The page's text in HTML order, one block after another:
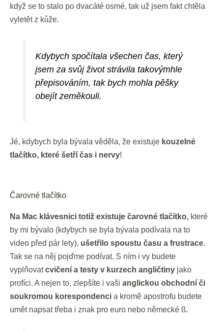
když se to stalo po dvacáté osmé, tak už jsem fakt chtěla
vyletět z kůže.
Kdybych spočítala všechen čas, který
jsem za svůj život strávila takovýmhle
přepisováním, tak bych mohla pěšky
obejít zeměkouli.
Jé, kdybych byla bývala věděla, že existuje kouzelné
tlačítko, které šetří čas i nervy!
Čarovné tlačítko
Na Mac klávesnici totiž existuje čarovné tlačítko, které
by mi bývalo (kdybych se byla bývala podívala na to
video před pár lety), ušetřilo spoustu času a frustrace.
Tak se na něj pojďme podívat. S ním i vy budete
vyplňovatcvičení a testy v kurzech angličtiny jako
profíci. A nejen to, zlepšíte i vaši anglickou obchodní či
soukromou korespondenci a kromě apostrofu budete
umět napsat třeba i znak pro euro nebo německé ß.